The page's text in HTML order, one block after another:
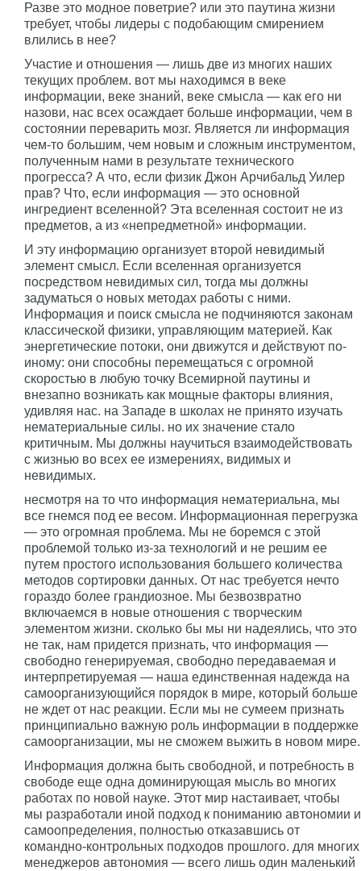
Разве это модное поветрие? или это паутина жизни
требует, чтобы лидеры с подобающим смирением
влились в нее?
Участие и отношения — лишь две из многих наших
текущих проблем. вот мы находимся в веке
информации, веке знаний, веке смысла — как его ни
назови, нас всех осаждает больше информации, чем в
состоянии переварить мозг. Является ли информация
чем-то большим, чем новым и сложным инструментом,
полученным нами в результате технического
прогресса? А что, если физик Джон Арчибальд Уилер
прав? Что, если информация — это основной
ингредиент вселенной? Эта вселенная состоит не из
предметов, а из «непредметной» информации.
И эту информацию организует второй невидимый
элемент смысл. Если вселенная организуется
посредством невидимых сил, тогда мы должны
задуматься о новых методах работы с ними.
Информация и поиск смысла не подчиняются законам
классической физики, управляющим материей. Как
энергетические потоки, они движутся и действуют по-
иному: они способны перемещаться с огромной
скоростью в любую точку Всемирной паутины и
внезапно возникать как мощные факторы влияния,
удивляя нас. на Западе в школах не принято изучать
нематериальные силы. но их значение стало
критичным. Мы должны научиться взаимодействовать
с жизнью во всех ее измерениях, видимых и
невидимых.
несмотря на то что информация нематериальна, мы
все гнемся под ее весом. Информационная перегрузка
— это огромная проблема. Мы не боремся с этой
проблемой только из-за технологий и не решим ее
путем простого использования большего количества
методов сортировки данных. От нас требуется нечто
гораздо более грандиозное. Мы безвозвратно
включаемся в новые отношения с творческим
элементом жизни. сколько бы мы ни надеялись, что это
не так, нам придется признать, что информация —
свободно генерируемая, свободно передаваемая и
интерпретируемая — наша единственная надежда на
самоорганизующийся порядок в мире, который больше
не ждет от нас реакции. Если мы не сумеем признать
принципиально важную роль информации в поддержке
самоорганизации, мы не сможем выжить в новом мире.
Информация должна быть свободной, и потребность в
свободе еще одна доминирующая мысль во многих
работах по новой науке. Этот мир настаивает, чтобы
мы разработали иной подход к пониманию автономии и
самоопределения, полностью отказавшись от
командно-контрольных подходов прошлого. для многих
менеджеров автономия — всего лишь один маленький